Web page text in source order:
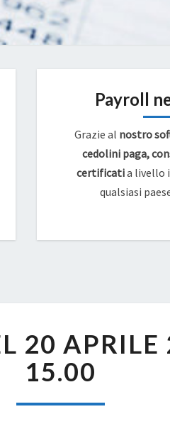
Payroll
Grazie al nostro
cedolini paga,
certificatia livello
qualsiasi
DEL
20
APRILE
20 APRILE
15.00